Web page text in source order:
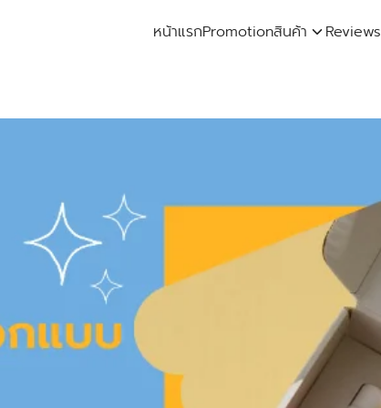
หน้าแรกPromotionสินค้า Reviews